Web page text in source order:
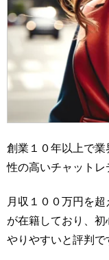
創業１０年以上で
性の高いチャットレ
月収１００万円を
が在籍しており、
やりやすいと評判で